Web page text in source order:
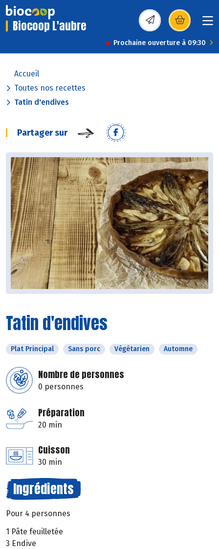
Biocoop L'aubre (s’ouvre dans une
Prochaine ouverture à 09:30
Accueil
Toutes nos recettes
Tatin d'endives
Partager sur
Tatin d'endives
Plat Principal Sans porc Végétarien Automne
Nombre de personnes
0 personnes
Préparation
20 min
Cuisson
30 min
Ingrédients
Pour 4 personnes
1 Pâte feuilletée
3 Endive